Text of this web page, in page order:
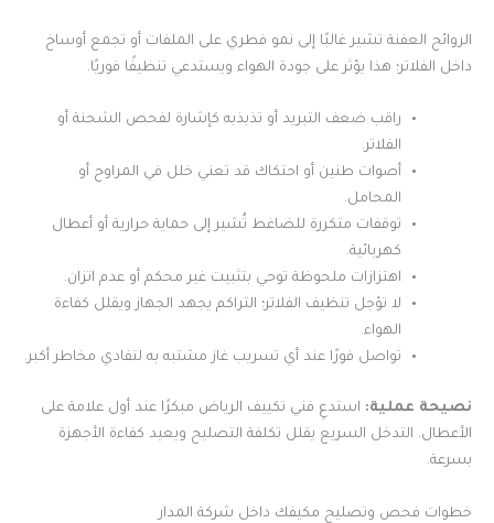
الروائح العفنة تشير غالبًا إلى نمو فطري على الملفات أو تجمع أوساخ
داخل الفلاتر؛ هذا يؤثر على جودة الهواء ويستدعي تنظيفًا فوريًا.
راقب ضعف التبريد أو تذبذبه كإشارة لفحص الشحنة أو
الفلاتر.
أصوات طنين أو احتكاك قد تعني خلل في المراوح أو
المحامل.
توقفات متكررة للضاغط تُشير إلى حماية حرارية أو أعطال
كهربائية.
اهتزازات ملحوظة توحي بتثبيت غير محكم أو عدم اتزان.
لا تؤجل تنظيف الفلاتر؛ التراكم يجهد الجهاز ويقلل كفاءة
الهواء.
تواصل فورًا عند أي تسريب غاز مشتبه به لتفادي مخاطر أكبر.
نصيحة عملية: استدعِ فني تكييف الرياض مبكرًا عند أول علامة على
الأعطال. التدخل السريع يقلل تكلفة التصليح ويعيد كفاءة الأجهزة
بسرعة.
خطوات فحص وتصليح مكيفك داخل شركة المدار